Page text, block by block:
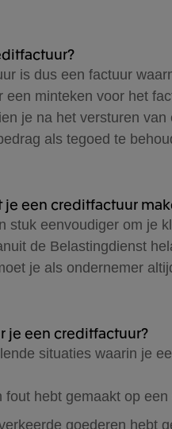
is dus een factuur
een minteken voor het
je na het versturen
als tegoed te
je een creditfactuur
stuk eenvoudiger om je
de Belastingdienst
je als ondernemer
je een creditfactuur?
situaties waarin je
fout hebt gemaakt op
goederen hebt